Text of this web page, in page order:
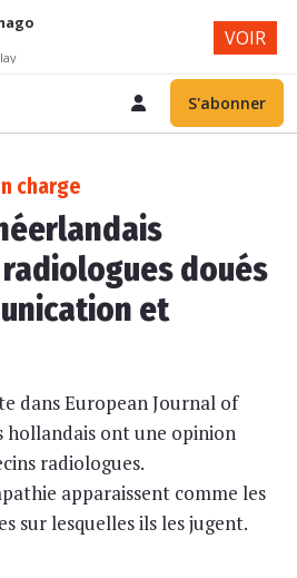
S'abonner
charge
doués
et
dans European Journal of
hollandais ont une opinion
radiologues.
apparaissent comme les
sur lesquelles ils les jugent.
VOIR